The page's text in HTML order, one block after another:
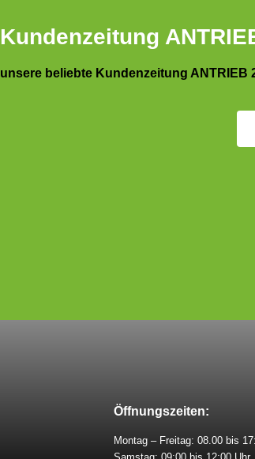
Kundenzeitung
unsere beliebte Kundenzeitung ANTRIEB
Öffnungszeiten:
Montag – Freitag: 08.00 bis